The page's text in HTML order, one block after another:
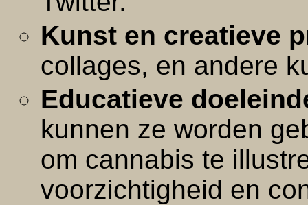
Kunst en creatieve
collages, en andere
Educatieve
kunnen ze worden
om cannabis te
voorzichtigheid en